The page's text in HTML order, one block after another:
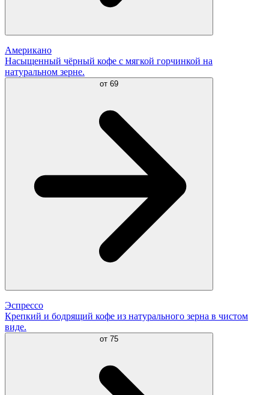
Американо
Насыщенный чёрный кофе с мягкой горчинкой на
натуральном зерне.
от 69
Эспрессо
Крепкий и бодрящий кофе из натурального зерна в чистом
виде.
от 75